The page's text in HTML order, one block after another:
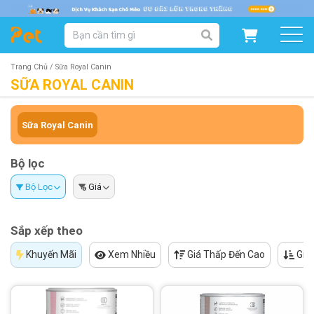
DANH MỤC SẢN PHẨM
SẢN PHẨM DÀNH CHO MÈO
SẨN PHẨM THEO THƯƠNG HIỆU
Trang Chủ / Sữa Royal Canin
SỮA ROYAL CANIN
Sữa Royal Canin
Bộ lọc
Bộ Lọc Giá
Sắp xếp theo
Khuyến Mãi Xem Nhiều Giá Thấp Đến Cao Giá